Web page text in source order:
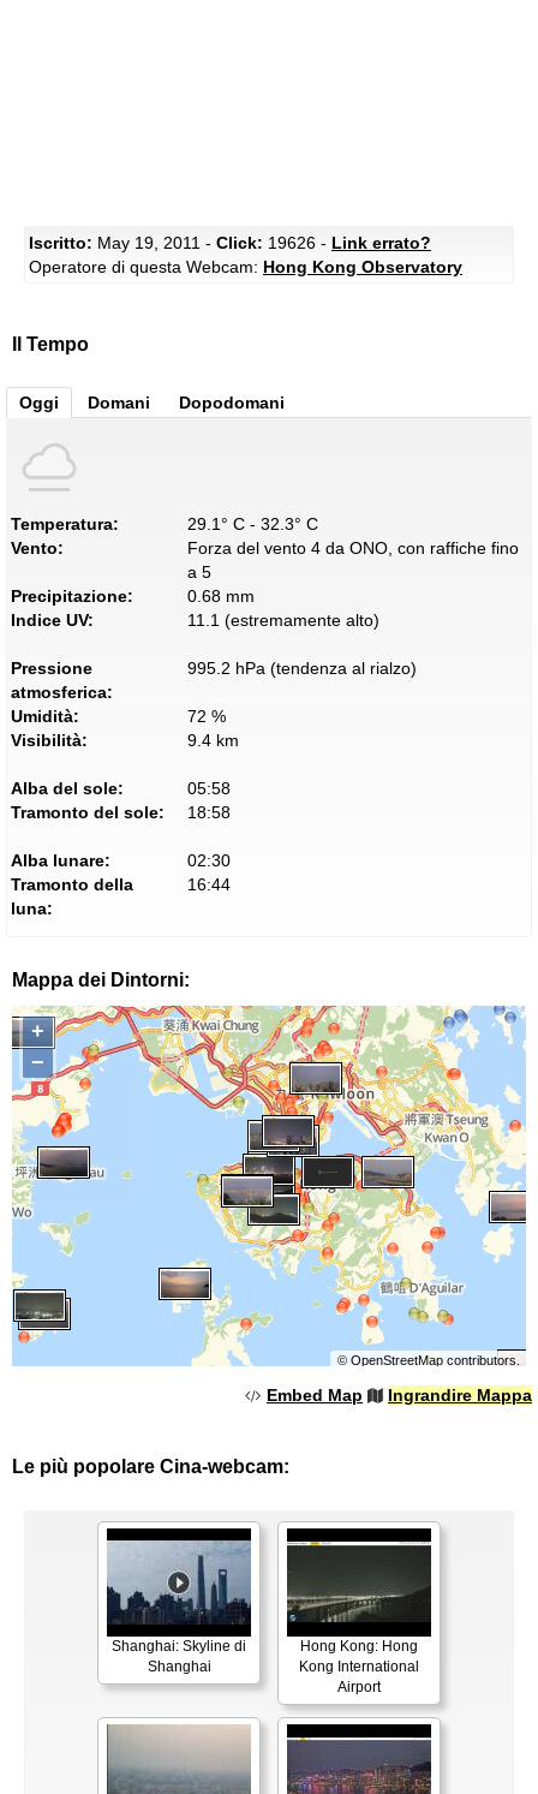
Iscritto: May 19, 2011 - Click: 19626 - Link errato?
Operatore di questa Webcam: Hong Kong Observatory
Il Tempo
Oggi Domani Dopodomani
Temperatura:
29.1° C - 32.3° C
Vento:
Forza del vento 4 da ONO, con raffiche fino
a 5
Precipitazione:
0.68 mm
Indice UV:
11.1 (estremamente alto)
Pressione
atmosferica:
995.2 hPa (tendenza al rialzo)
Umidità:
72 %
Visibilità:
9.4 km
Alba del sole:
05:58
Tramonto del sole:
18:58
Alba lunare:
02:30
Tramonto della
luna:
16:44
Mappa dei Dintorni:
+
−
© OpenStreetMapcontributors.
Embed Map Ingrandire Mappa
Le più popolare Cina-webcam:
Shanghai: Skyline di
Shanghai
Hong Kong: Hong
Kong International
Airport